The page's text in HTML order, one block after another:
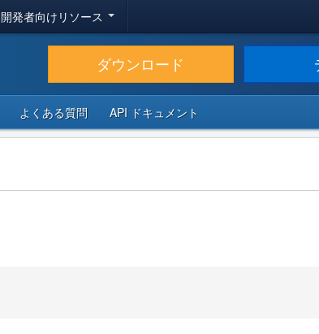
開発者向けリソース
ダウンロード
よくある質問 API ドキュメント